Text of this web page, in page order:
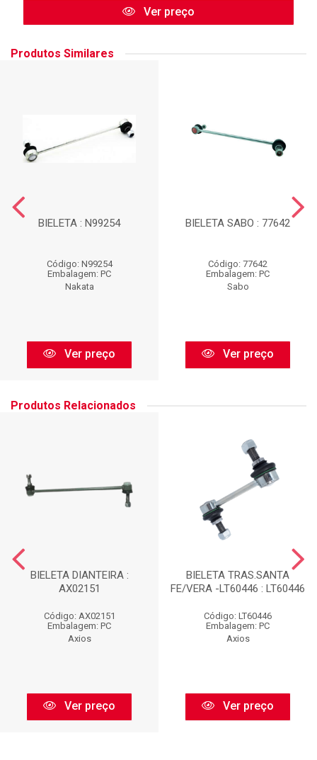
Ver preço
Produtos Similares
BIELETA : N99254
Código: N99254
Embalagem: PC
Nakata
Ver preço
BIELETA SABO : 77642
Código: 77642
Embalagem: PC
Sabo
Ver preço
Produtos Relacionados
BIELETA DIANTEIRA :
AX02151
Código: AX02151
Embalagem: PC
Axios
Ver preço
BIELETA TRAS.SANTA
FE/VERA -LT60446 : LT60446
Código: LT60446
Embalagem: PC
Axios
Ver preço